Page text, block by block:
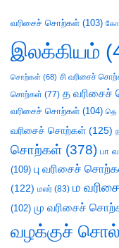
வரிசைச் சொற்கள் (103) கோ
இலக்கியம்
சொற்கள் (68) சி வரிசைச்
சொற்கள் (77) த
வரிசைச் சொற்கள் (104) தெ
வரிசைச் சொற்கள் (125)
சொற்கள் (378) பா
(109) பு வரிசைச்
(122) மலர் (83) ம
(102) மு வரிசைச்
வழக்குச் சொல்